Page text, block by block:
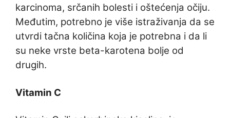
karcinoma, srčanih bolesti i oštećenja očiju.
Međutim, potrebno je više istraživanja da se
utvrdi tačna količina koja je potrebna i da li
su neke vrste beta-karotena bolje od
drugih.
Vitamin C